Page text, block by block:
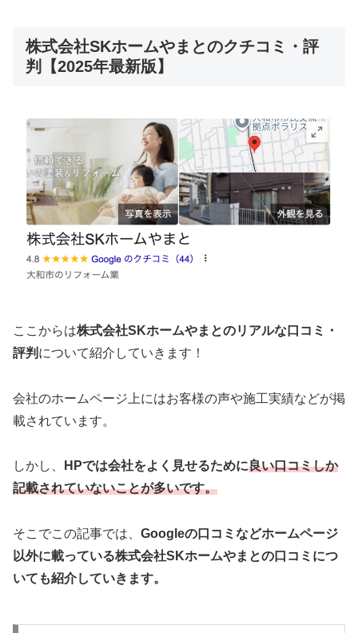
株式会社SKホームやまとのクチコミ・評
判【2025年最新版】
ここからは株式会社SKホームやまとのリアルな口コミ・
評判 について紹介していきます！
会社のホームページ上にはお客様の声や施工実績などが掲
載されています。
しかし、 HPでは会社をよく見せるために良い口コミしか
記載されていないことが多いです。
そこでこの記事では、 Googleの口コミなどホームページ
以外に載っている株式会社SKホームやまとの口コミにつ
いても紹介していきます。